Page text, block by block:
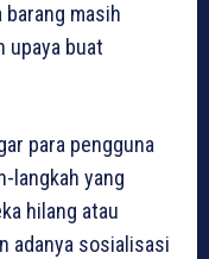
masih
upaya buat
para pengguna
langkah yang
hilang atau
adanya sosialisasi